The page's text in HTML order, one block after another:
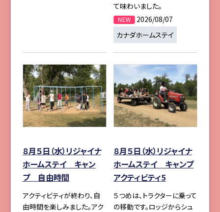
て味わいました。
2026/08/07
カナダホームステイ
８月５日（水）リジャイナ
ホームステイ キャン
プ 自由時間
アクティビティが終わり、自
由時間を楽しみました。アク
８月５日（水）リジャイナ
ホームステイ キャンプ
アクティビティ5
５つめは、トラクターに乗って
の移動です。ロッジからシュ